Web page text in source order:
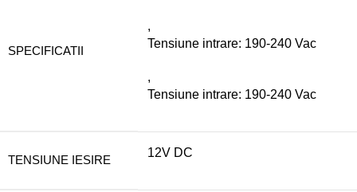
SPECIFICATII
,
Tensiune intrare: 190-240 Vac
,
Tensiune intrare: 190-240 Vac
TENSIUNE IESIRE
12V DC